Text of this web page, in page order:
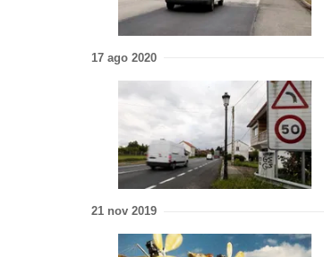
17 ago 2020
21 nov 2019